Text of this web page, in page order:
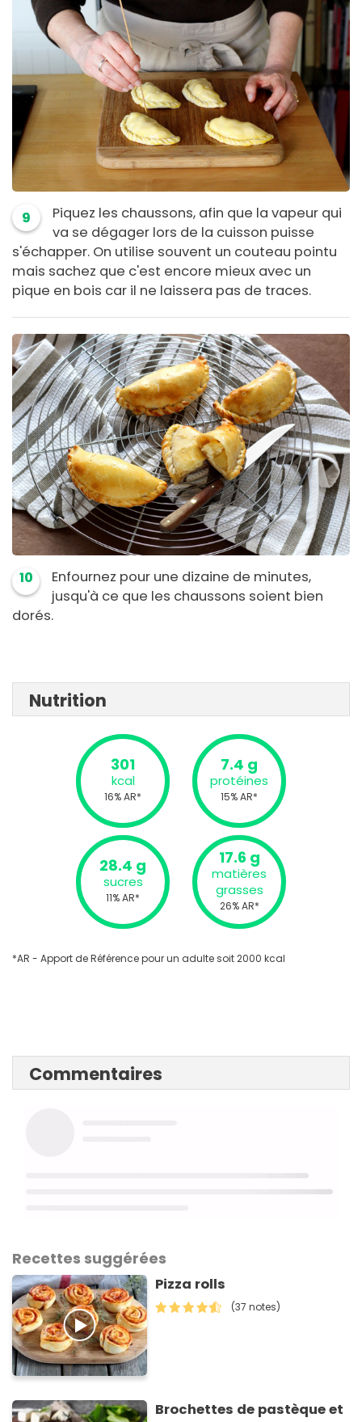
9
Piquez les chaussons, afin que la vapeur qui
va se dégager lors de la cuisson puisse
s'échapper. On utilise souvent un couteau pointu
mais sachez que c'est encore mieux avec un
pique en bois car il ne laissera pas de traces.
10
Enfournez pour une dizaine de minutes,
jusqu'à ce que les chaussons soient bien
dorés.
Nutrition
301
kcal
16% AR*
7.4 g
protéines
15% AR*
28.4 g
sucres
11% AR*
17.6 g
matières
grasses
26% AR*
*AR - Apport de Référence pour un adulte soit 2000 kcal
Commentaires
Recettes suggérées
Pizza rolls
(37 notes)
Brochettes de pastèque et